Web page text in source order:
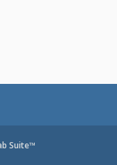
Suite™